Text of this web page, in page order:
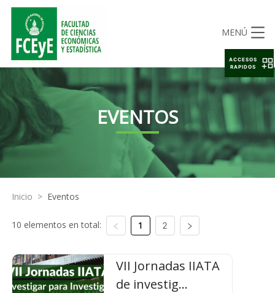
MENÚ
EVENTOS
Inicio > Eventos
10 elementos en total: 1 2
VII Jornadas IIATA
de investig...
ACCESOS
RAPIDOS